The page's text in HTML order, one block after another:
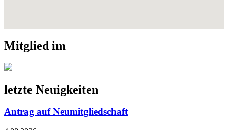
Mitglied im
letzte Neuigkeiten
Antrag auf Neumitgliedschaft